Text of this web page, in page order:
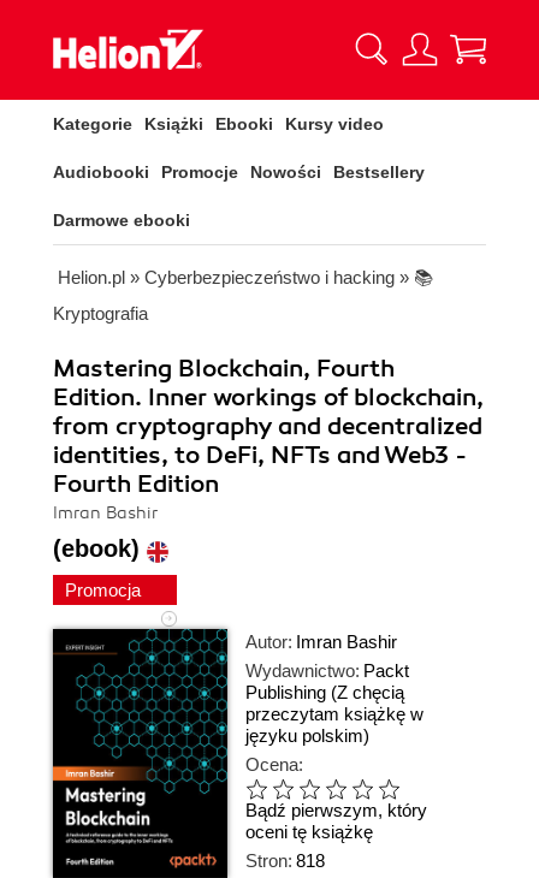
Kategorie Książki Ebooki Kursy video
Audiobooki Promocje Nowości Bestsellery
Darmowe ebooki
Helion.pl » Cyberbezpieczeństwo i hacking » 📚
Kryptografia
Mastering Blockchain, Fourth
Edition. Inner workings of blockchain,
from cryptography and decentralized
identities, to DeFi, NFTs and Web3 -
Fourth Edition
Imran Bashir
(ebook)
Promocja
Autor: Imran Bashir
Wydawnictwo: Packt
Publishing (Z chęcią
przeczytam książkę w
języku polskim)
Ocena:
Bądź pierwszym, który
oceni tę książkę
Stron: 818